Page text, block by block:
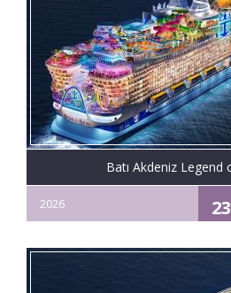
Batı Akdeniz Legend
2026